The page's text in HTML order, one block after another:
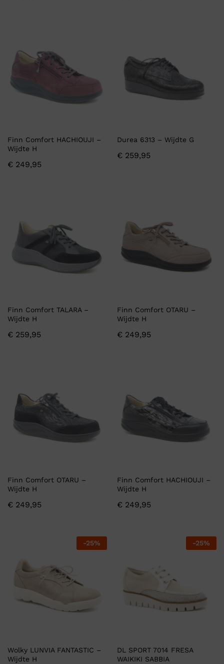
Finn Comfort HACHIOUJI –
Wijdte H
€ 249,95
Durea 6313 – Wijdte G
€ 259,95
Finn Comfort TALARA –
Wijdte H
€ 259,95
Finn Comfort OTARU –
Wijdte H
€ 249,95
Finn Comfort OTARU –
Wijdte H
€ 249,95
Finn Comfort HACHIOUJI –
Wijdte H
€ 249,95
-25%
Wolky LUNVIA FANTASTIC –
Wijdte H
-25%
DL SPORT 7014 FRESA
WAIKIKI SABBIA